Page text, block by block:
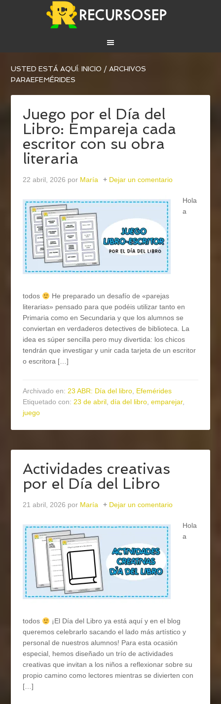
USTED ESTÁ AQUÍ:INICIO / ARCHIVOS
PARAEFEMÉRIDES
Juego por el Día del
Libro: Empareja cada
escritor con su obra
literaria
22 abril, 2026 por María Dejar un comentario
Hola
a
todos
He preparado un desafío de «parejas
literarias» pensado para que podéis utilizar tanto en
Primaria como en Secundaria y que los alumnos se
conviertan en verdaderos detectives de biblioteca. La
idea es súper sencilla pero muy divertida: los chicos
tendrán que investigar y unir cada tarjeta de un escritor
o escritora […]
Archivado en:23 ABR: Día del libro, Efemérides
Etiquetado con:23 de abril,día del libro,emparejar,
juego
Actividades creativas
por el Día del Libro
21 abril, 2026 por María Dejar un comentario
Hola
a
todos
¡El Día del Libro ya está aquí y en el blog
queremos celebrarlo sacando el lado más artístico y
personal de nuestros alumnos! Para esta ocasión
especial, hemos diseñado un trío de actividades
creativas que invitan a los niños a reflexionar sobre su
propio camino como lectores mientras se divierten con
[…]